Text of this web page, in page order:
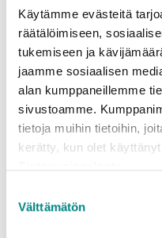
Käytämme evästeitä
räätälöimiseen,
tukemiseen ja
jaamme sosiaalisen
alan kumppaneillemme
sivustoamme.
tietoja muihin tietoihin,
kerätty, kun olet
valinta
Välttämätön
kuuluvat jätteet
ole autossa tai
jäteasemalla
olet tuomassa ja sinun
oikeisiin paikkoihin.
erikseen, myös se
Sekajätettä ja muita
tuoda kerralla isompi